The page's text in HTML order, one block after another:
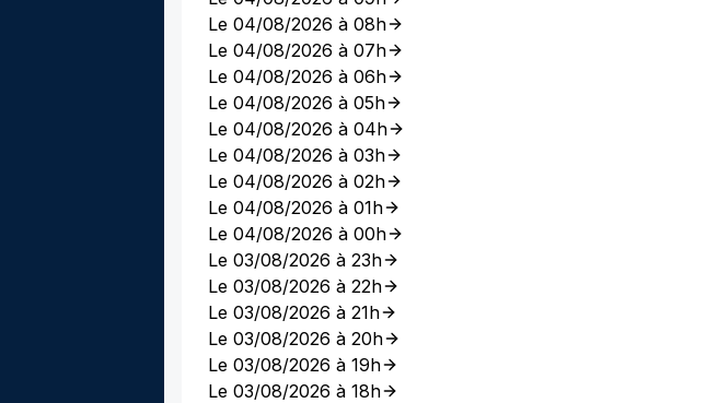
Le 04/08/2026 à 08h
Le 04/08/2026 à 07h
Le 04/08/2026 à 06h
Le 04/08/2026 à 05h
Le 04/08/2026 à 04h
Le 04/08/2026 à 03h
Le 04/08/2026 à 02h
Le 04/08/2026 à 01h
Le 04/08/2026 à 00h
Le 03/08/2026 à 23h
Le 03/08/2026 à 22h
Le 03/08/2026 à 21h
Le 03/08/2026 à 20h
Le 03/08/2026 à 19h
Le 03/08/2026 à 18h